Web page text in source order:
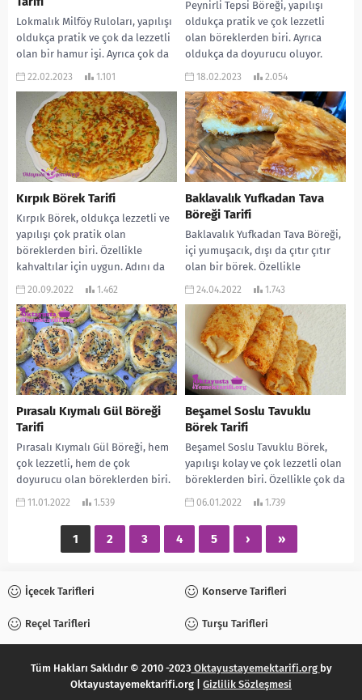
Lokmalık Milföy Ruloları, yapılışı
oldukça pratik ve çok da lezzetli
olan bir hamur işi. Ayrıca çok da
hafif oluyorlar. Çay...
22.02.2023 1.101
Peynirli Tepsi Böreği, yapılışı
oldukça pratik ve çok lezzetli
olan böreklerden biri. Ayrıca
oldukça da doyurucu oluyor.
Kahvaltı ve çay...
18.02.2023 2.054
Kırpık Börek Tarifi
Kırpık Börek, oldukça lezzetli ve
yapılışı çok pratik olan
böreklerden biri. Özellikle
kahvaltılar için uygun. Adını da
yapılışından alıyor. Bence...
20.09.2022 1.462
Baklavalık Yufkadan Tava
Böreği Tarifi
Baklavalık Yufkadan Tava Böreği,
içi yumuşacık, dışı da çıtır çıtır
olan bir börek. Özellikle
kahvaltılar için çok uygun. Hem
24.04.2022 1.743
Pırasalı Kıymalı Gül Böreği
Tarifi
Pırasalı Kıymalı Gül Böreği, hem
çok lezzetli, hem de çok
doyurucu olan böreklerden biri.
Ayrıca yapılışı da oldukça kolay.
11.01.2022 1.539
Beşamel Soslu Tavuklu
Börek Tarifi
Beşamel Soslu Tavuklu Börek,
yapılışı kolay ve çok lezzetli olan
böreklerden biri. Özellikle çok da
doyurucu oluyor. Akşam
06.01.2022 1.739
1 2 3 4 5 › »
İçecek Tarifleri Konserve Tarifleri
Reçel Tarifleri Turşu Tarifleri
Tüm Hakları Saklıdır © 2010 -2023 Oktayustayemektarifi.org by
Oktayustayemektarifi.org | Gizlilik Sözleşmesi